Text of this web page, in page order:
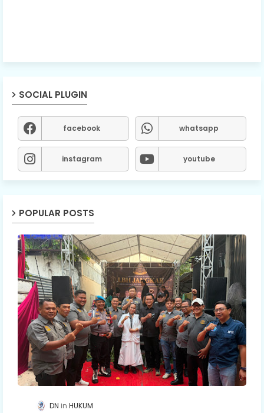
SOCIAL PLUGIN
facebook whatsapp
instagram youtube
POPULAR POSTS
DN HUKUM